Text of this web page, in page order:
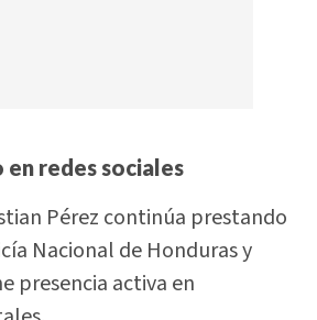
redes sociales
Pérez continúa prestando
Nacional de Honduras y
presencia activa en